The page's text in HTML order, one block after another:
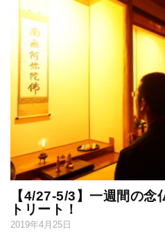
【4/27-5/3】一週間の念
トリート！
2019年4月25日